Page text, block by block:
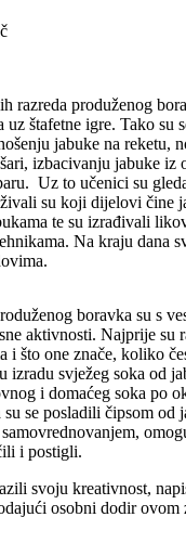
razreda produženog
štafetne igre. Tako su
jabuke na reketu,
izbacivanju jabuke iz
Uz to učenici su
su koji dijelovi čine
te su izrađivali
Na kraju dana
boravka su s
aktivnosti. Najprije su
i što one znače, koliko
izradu svježeg soka od
i domaćeg soka po
se posladili čipsom od
i postigli.
svoju kreativnost,
osobni dodir ovom